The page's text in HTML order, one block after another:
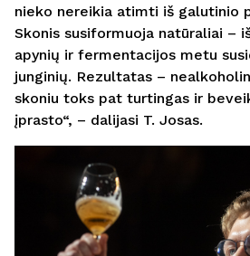
nieko nereikia atimti iš galutinio
Skonis susiformuoja natūraliai –
apynių ir fermentacijos metu
junginių. Rezultatas –
skoniu toks pat turtingas ir
įprasto“, – dalijasi T. Josas.